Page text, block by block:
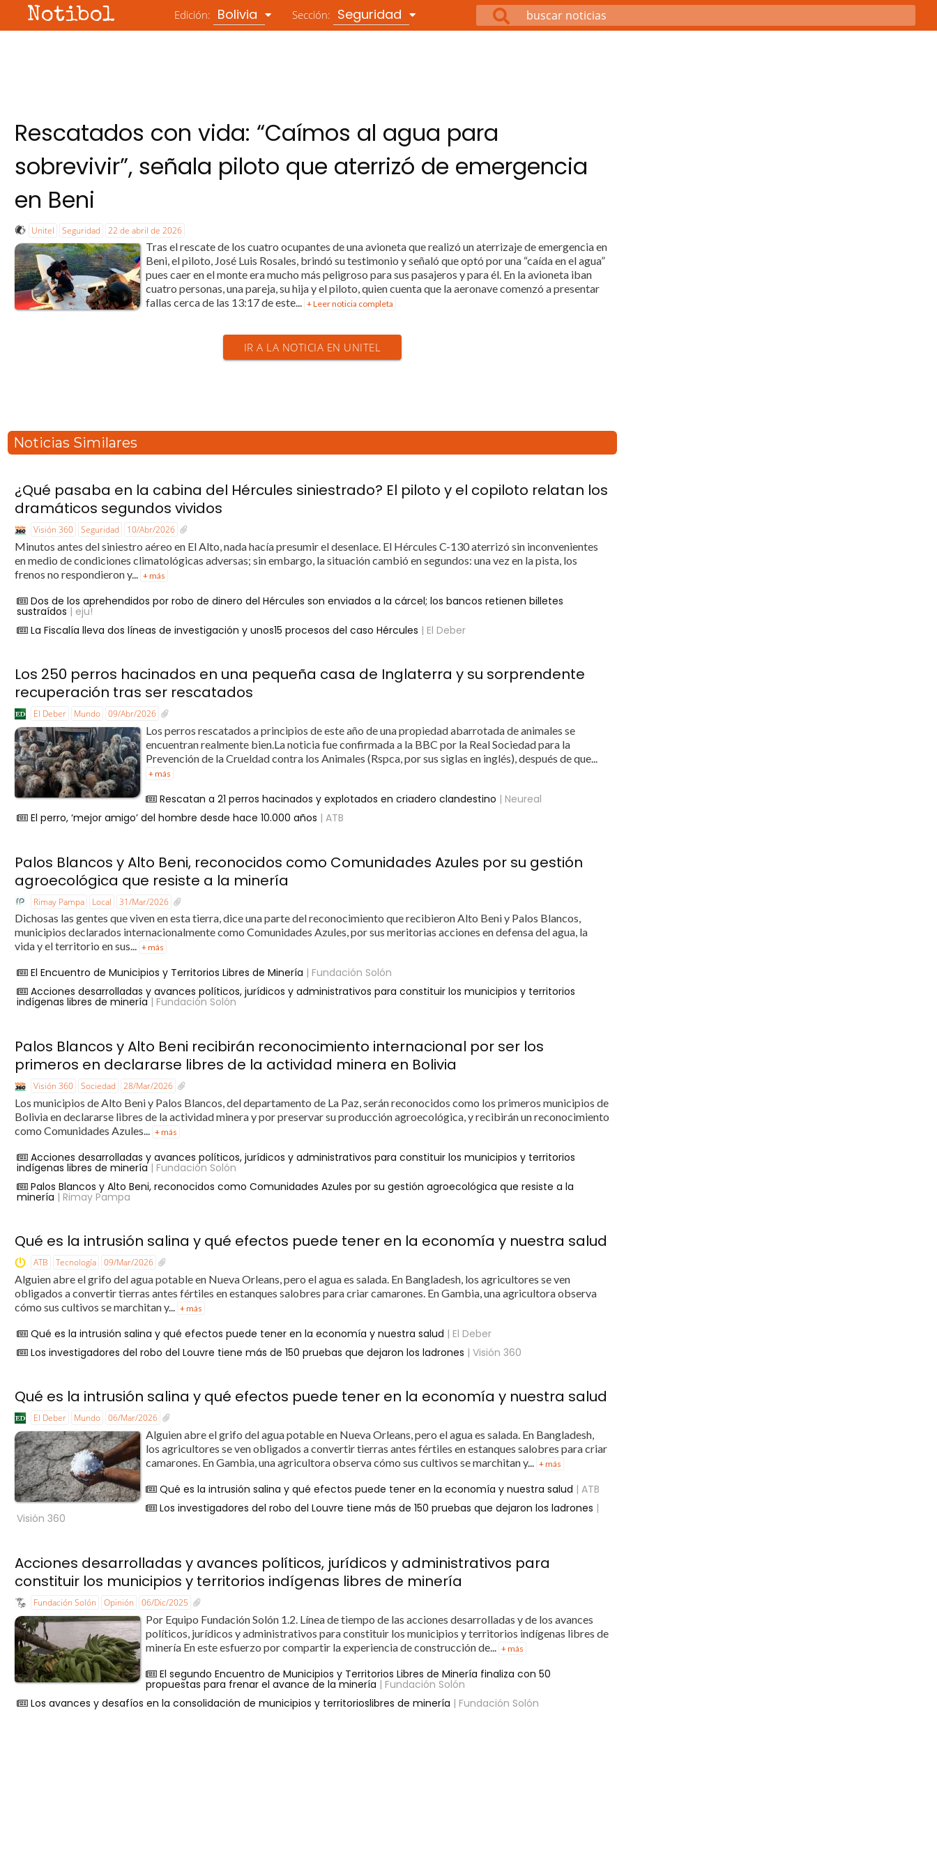
Notibol Edición: Bolivia Sección: Seguridad
Rescatados con vida: “Caímos al agua para
sobrevivir”, señala piloto que aterrizó de emergencia
en Beni
Unitel Seguridad 22 de abril de 2026
Tras el rescate de los cuatro ocupantes de una avioneta que realizó un aterrizaje de emergencia en
Beni, el piloto, José Luis Rosales, brindó su testimonio y señaló que optó por una “caída en el agua”
pues caer en el monte era mucho más peligroso para sus pasajeros y para él. En la avioneta iban
cuatro personas, una pareja, su hija y el piloto, quien cuenta que la aeronave comenzó a presentar
fallas cerca de las 13:17 de este... + Leer noticia completa
IR A LA NOTICIA EN UNITEL
Noticias Similares
¿Qué pasaba en la cabina del Hércules siniestrado? El piloto y el copiloto relatan los
dramáticos segundos vividos
Visión 360 Seguridad 10/Abr/2026
Minutos antes del siniestro aéreo en El Alto, nada hacía presumir el desenlace. El Hércules C-130 aterrizó sin inconvenientes
en medio de condiciones climatológicas adversas; sin embargo, la situación cambió en segundos: una vez en la pista, los
frenos no respondieron y...
+ más
Dos de los aprehendidos por robo de dinero del Hércules son enviados a la cárcel; los bancos retienen billetes
sustraídos | eju!
La Fiscalía lleva dos líneas de investigación y unos15 procesos del caso Hércules | El Deber
Los 250 perros hacinados en una pequeña casa de Inglaterra y su sorprendente
recuperación tras ser rescatados
El Deber Mundo 09/Abr/2026
Los perros rescatados a principios de este año de una propiedad abarrotada de animales se
encuentran realmente bien.La noticia fue confirmada a la BBC por la Real Sociedad para la
Prevención de la Crueldad contra los Animales (Rspca, por sus siglas en inglés), después de que...
+ más
Rescatan a 21 perros hacinados y explotados en criadero clandestino | Neureal
El perro, ‘mejor amigo’ del hombre desde hace 10.000 años | ATB
Palos Blancos y Alto Beni, reconocidos como Comunidades Azules por su gestión
agroecológica que resiste a la minería
Rimay Pampa Local 31/Mar/2026
Dichosas las gentes que viven en esta tierra, dice una parte del reconocimiento que recibieron Alto Beni y Palos Blancos,
municipios declarados internacionalmente como Comunidades Azules, por sus meritorias acciones en defensa del agua, la
vida y el territorio en sus... + más
El Encuentro de Municipios y Territorios Libres de Minería | Fundación Solón
Acciones desarrolladas y avances políticos, jurídicos y administrativos para constituir los municipios y territorios
indígenas libres de minería| Fundación Solón
Palos Blancos y Alto Beni recibirán reconocimiento internacional por ser los
primeros en declararse libres de la actividad minera en Bolivia
Visión 360 Sociedad 28/Mar/2026
Los municipios de Alto Beni y Palos Blancos, del departamento de La Paz, serán reconocidos como los primeros municipios de
Bolivia en declararse libres de la actividad minera y por preservar su producción agroecológica, y recibirán un reconocimiento
como Comunidades Azules...
+ más
Acciones desarrolladas y avances políticos, jurídicos y administrativos para constituir los municipios y territorios
indígenas libres de minería| Fundación Solón
Palos Blancos y Alto Beni, reconocidos como Comunidades Azules por su gestión agroecológica que resiste a la
minería | Rimay Pampa
Qué es la intrusión salina y qué efectos puede tener en la economía y nuestra salud
ATB Tecnología 09/Mar/2026
Alguien abre el grifo del agua potable en Nueva Orleans, pero el agua es salada. En Bangladesh, los agricultores se ven
obligados a convertir tierras antes fértiles en estanques salobres para criar camarones. En Gambia, una agricultora observa
cómo sus cultivos se marchitan y... + más
Qué es la intrusión salina y qué efectos puede tener en la economía y nuestra salud | El Deber
Los investigadores del robo del Louvre tiene más de 150 pruebas que dejaron los ladrones | Visión 360
Qué es la intrusión salina y qué efectos puede tener en la economía y nuestra salud
El Deber Mundo 06/Mar/2026
Alguien abre el grifo del agua potable en Nueva Orleans, pero el agua es salada. En Bangladesh,
los agricultores se ven obligados a convertir tierras antes fértiles en estanques salobres para criar
camarones. En Gambia, una agricultora observa cómo sus cultivos se marchitan y... + más
Qué es la intrusión salina y qué efectos puede tener en la economía y nuestra salud | ATB
Los investigadores del robo del Louvre tiene más de 150 pruebas que dejaron los ladrones |
Visión 360
Acciones desarrolladas y avances políticos, jurídicos y administrativos para
constituir los municipios y territorios indígenas libres de minería
Fundación Solón Opinión 06/Dic/2025
Por Equipo Fundación Solón 1.2. Línea de tiempo de las acciones desarrolladas y de los avances
políticos, jurídicos y administrativos para constituir los municipios y territorios indígenas libres de
minería En este esfuerzo por compartir la experiencia de construcción de...
+ más
El segundo Encuentro de Municipios y Territorios Libres de Minería finaliza con 50
propuestas para frenar el avance de la minería | Fundación Solón
Los avances y desafíos en la consolidación de municipios y territorioslibres de minería | Fundación Solón